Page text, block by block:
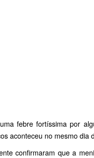
febre fortíssima por
aconteceu no mesmo dia
confirmaram que a